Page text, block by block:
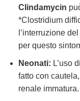
Clindamycin
*Clostridium
l’interruzione
per questo
Neonati: L’uso di
fatto con
renale immatura.